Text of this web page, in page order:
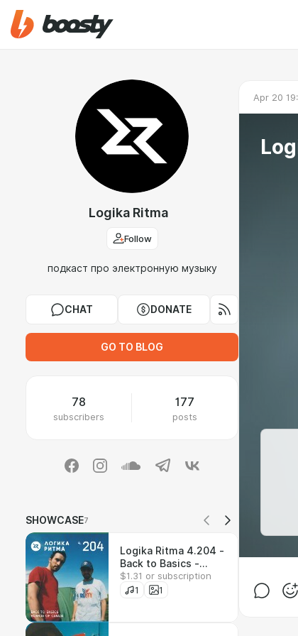
Logika Ritma
Follow
подкаст про электронную музыку
CHAT DONATE
GO TO BLOG
78
subscribers
177
posts
SHOWCASE7
Logika Ritma 4.204 -
Back to Basics -
Boards of Canada
$1.31 or subscription
1
1
Apr 20